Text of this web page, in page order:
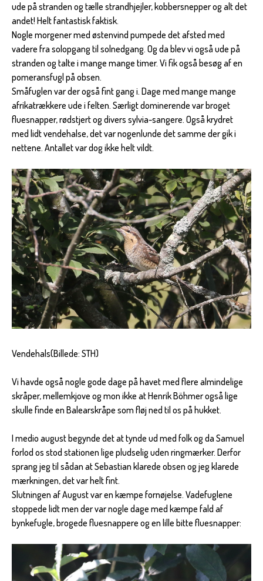
ude på stranden og tælle strandhjejler, kobbersnepper og alt det
andet! Helt fantastisk faktisk.
Nogle morgener med østenvind pumpede det afsted med
vadere fra solopgang til solnedgang. Og da blev vi også ude på
stranden og talte i mange mange timer. Vi fik også besøg af en
pomeransfugl på obsen.
Småfuglen var der også fint gang i. Dage med mange mange
afrikatrækkere ude i felten. Særligt dominerende var broget
fluesnapper, rødstjert og divers sylvia-sangere. Også krydret
med lidt vendehalse, det var nogenlunde det samme der gik i
nettene. Antallet var dog ikke helt vildt.
Vendehals(Billede: STH)
Vi havde også nogle gode dage på havet med flere almindelige
skråper, mellemkjove og mon ikke at Henrik Böhmer også lige
skulle finde en Balearskråpe som fløj ned til os på hukket.
I medio august begynde det at tynde ud med folk og da Samuel
forlod os stod stationen lige pludselig uden ringmærker. Derfor
sprang jeg til sådan at Sebastian klarede obsen og jeg klarede
mærkningen, det var helt fint.
Slutningen af August var en kæmpe fornøjelse. Vadefuglene
stoppede lidt men der var nogle dage med kæmpe fald af
bynkefugle, brogede fluesnappere og en lille bitte fluesnapper: